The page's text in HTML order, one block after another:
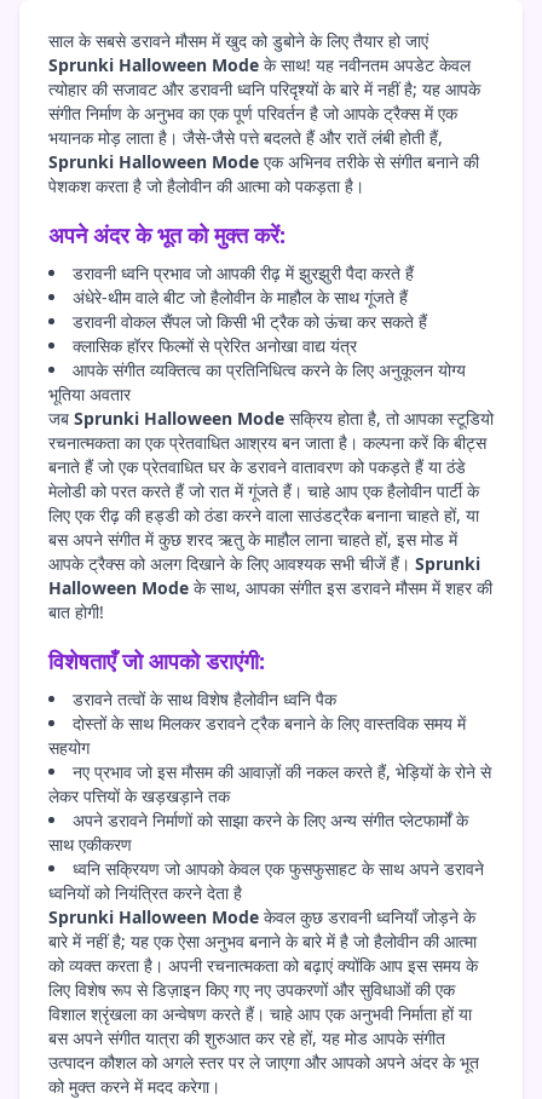
साल के सबसे डरावने मौसम में खुद को डुबोने के लिए तैयार हो जाएं
Sprunki Halloween Mode के साथ! यह नवीनतम अपडेट केवल
त्योहार की सजावट और डरावनी ध्वनि परिदृश्यों के बारे में नहीं है; यह आपके
संगीत निर्माण के अनुभव का एक पूर्ण परिवर्तन है जो आपके ट्रैक्स में एक
भयानक मोड़ लाता है। जैसे-जैसे पत्ते बदलते हैं और रातें लंबी होती हैं,
Sprunki Halloween Mode एक अभिनव तरीके से संगीत बनाने की
पेशकश करता है जो हैलोवीन की आत्मा को पकड़ता है।
अपने अंदर के भूत को मुक्त करें:
डरावनी ध्वनि प्रभाव जो आपकी रीढ़ में झुरझुरी पैदा करते हैं
अंधेरे-थीम वाले बीट जो हैलोवीन के माहौल के साथ गूंजते हैं
डरावनी वोकल सैंपल जो किसी भी ट्रैक को ऊंचा कर सकते हैं
क्लासिक हॉरर फिल्मों से प्रेरित अनोखा वाद्य यंत्र
आपके संगीत व्यक्तित्व का प्रतिनिधित्व करने के लिए अनुकूलन योग्य
भूतिया अवतार
जब Sprunki Halloween Mode सक्रिय होता है, तो आपका स्टूडियो
रचनात्मकता का एक प्रेतवाधित आश्रय बन जाता है। कल्पना करें कि बीट्स
बनाते हैं जो एक प्रेतवाधित घर के डरावने वातावरण को पकड़ते हैं या ठंडे
मेलोडी को परत करते हैं जो रात में गूंजते हैं। चाहे आप एक हैलोवीन पार्टी के
लिए एक रीढ़ की हड्डी को ठंडा करने वाला साउंडट्रैक बनाना चाहते हों, या
बस अपने संगीत में कुछ शरद ऋतु के माहौल लाना चाहते हों, इस मोड में
आपके ट्रैक्स को अलग दिखाने के लिए आवश्यक सभी चीजें हैं। Sprunki
Halloween Mode के साथ, आपका संगीत इस डरावने मौसम में शहर की
बात होगी!
विशेषताएँ जो आपको डराएंगी:
डरावने तत्वों के साथ विशेष हैलोवीन ध्वनि पैक
दोस्तों के साथ मिलकर डरावने ट्रैक बनाने के लिए वास्तविक समय में
सहयोग
नए प्रभाव जो इस मौसम की आवाज़ों की नकल करते हैं, भेड़ियों के रोने से
लेकर पत्तियों के खड़खड़ाने तक
अपने डरावने निर्माणों को साझा करने के लिए अन्य संगीत प्लेटफार्मों के
साथ एकीकरण
ध्वनि सक्रियण जो आपको केवल एक फुसफुसाहट के साथ अपने डरावने
ध्वनियों को नियंत्रित करने देता है
Sprunki Halloween Mode केवल कुछ डरावनी ध्वनियाँ जोड़ने के
बारे में नहीं है; यह एक ऐसा अनुभव बनाने के बारे में है जो हैलोवीन की आत्मा
को व्यक्त करता है। अपनी रचनात्मकता को बढ़ाएं क्योंकि आप इस समय के
लिए विशेष रूप से डिज़ाइन किए गए नए उपकरणों और सुविधाओं की एक
विशाल श्रृंखला का अन्वेषण करते हैं। चाहे आप एक अनुभवी निर्माता हों या
बस अपने संगीत यात्रा की शुरुआत कर रहे हों, यह मोड आपके संगीत
उत्पादन कौशल को अगले स्तर पर ले जाएगा और आपको अपने अंदर के भूत
को मुक्त करने में मदद करेगा।